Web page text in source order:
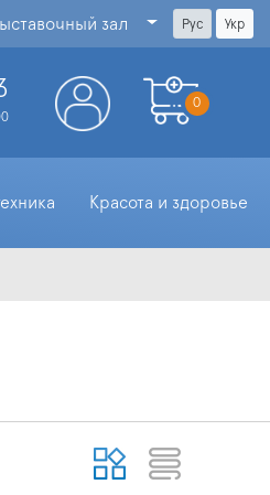
зал Рус Укр
0
Красота и здоровье